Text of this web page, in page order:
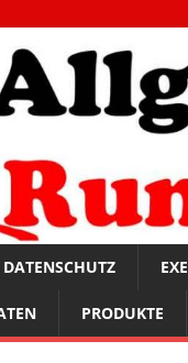
DATENSCHUTZ
PRODUKTE